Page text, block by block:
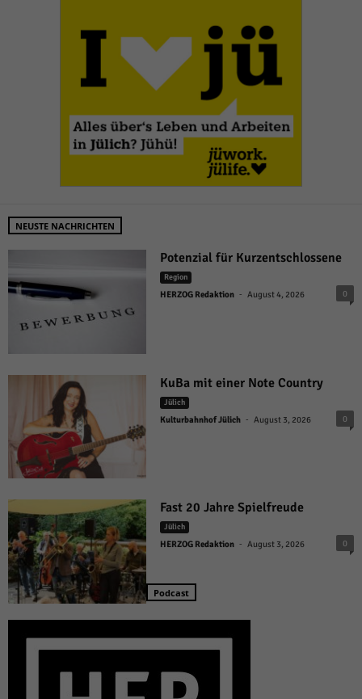
NEUSTE NACHRICHTEN
Potenzial für Kurzentschlossene
Region
HERZOG Redaktion - August 4, 2026 0
KuBa mit einer Note Country
Jülich
Kulturbahnhof Jülich - August 3, 2026 0
Fast 20 Jahre Spielfreude
Jülich
HERZOG Redaktion - August 3, 2026 0
Podcast